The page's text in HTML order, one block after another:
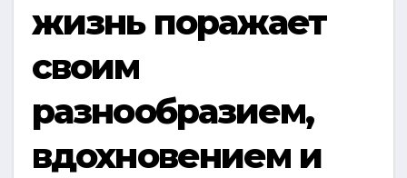
жизнь поражает
своим
разнообразием,
вдохновением и